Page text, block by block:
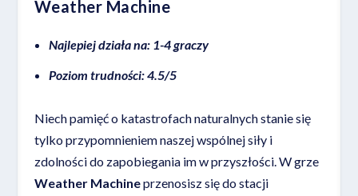
Weather Machine
Najlepiej działa na: 1-4 graczy
Poziom trudności: 4.5/5
Niech pamięć o katastrofach naturalnych stanie się
tylko przypomnieniem naszej wspólnej siły i
zdolności do zapobiegania im w przyszłości. W grze
Weather Machineprzenosisz się do stacji